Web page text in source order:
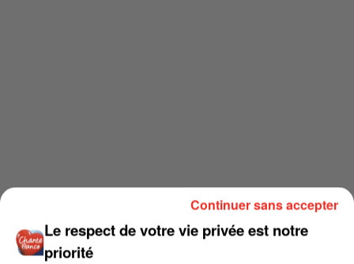
Le respect de votre vie privée est notre
priorité
Continuer sans accepter